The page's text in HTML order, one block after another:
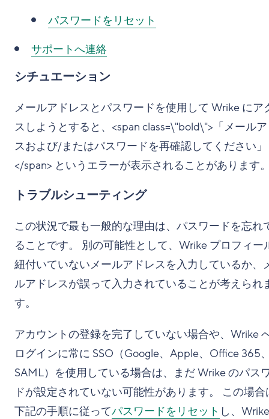
パスワードをリセット
サポートへ連絡
シチュエーション
メールアドレスとパスワードを使用して Wrike にア
スしようとすると、<span class=\"bold\">「メール
スおよび/またはパスワードを再確認してください」
</span> というエラーが表示されることがあります
トラブルシューティング
この状況で最も一般的な理由は、パスワードを忘れ
ることです。 別の可能性として、Wrike プロフィー
紐付いていないメールアドレスを入力しているか、
ルアドレスが誤って入力されていることが考えられ
す。
アカウントの登録を完了していない場合や、Wrike
ログインに常に SSO（Google、Apple、Office 365
SAML）を使用している場合は、まだ Wrike のパス
ドが設定されていない可能性があります。 この場合
下記の手順に従ってパスワードをリセット し、